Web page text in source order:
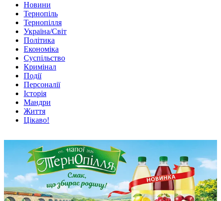
Новини
Тернопіль
Тернопілля
Україна/Світ
Політика
Економіка
Суспільство
Кримінал
Події
Персоналії
Історія
Мандри
Життя
Цікаво!